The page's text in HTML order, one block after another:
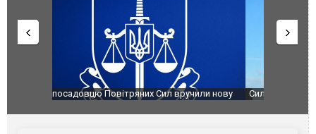
Сили оборони уразили Ярославський НПЗ:
атаку. ВІДЕО
Неймар